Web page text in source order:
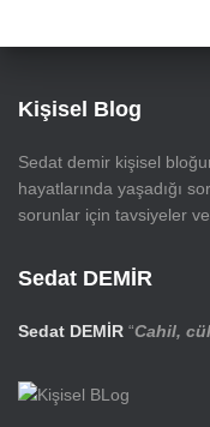
Kişisel Blog
Sedat demir kişisel
hayatlarında yaşadığı
sorunlar için tavsiyeler
Sedat DEMİR
Sedat DEMİR “Cahil,